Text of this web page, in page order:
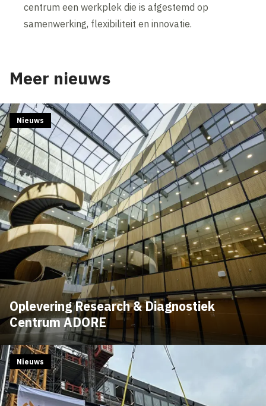
centrum een werkplek die is afgestemd op
samenwerking, flexibiliteit en innovatie.
Meer nieuws
Oplevering Research & Diagnostiek
Centrum ADORE
Nieuws
Nieuws